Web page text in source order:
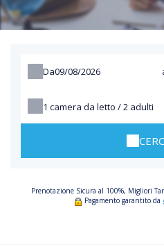
Da
1 camera da letto /2 adulti
Prenotazione Sicura al 100%, Migliori
Pagamento garantito da